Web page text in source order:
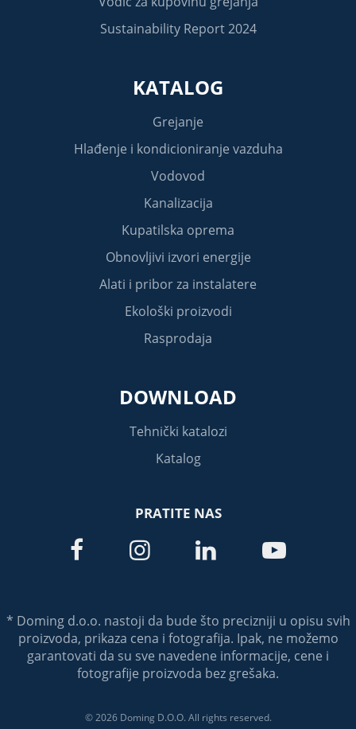
Sustainability Report 2024
KATALOG
Grejanje
Hlađenje i kondicioniranje vazduha
Vodovod
Kanalizacija
Kupatilska oprema
Obnovljivi izvori energije
Alati i pribor za instalatere
Ekološki proizvodi
Rasprodaja
DOWNLOAD
Tehnički katalozi
Katalog
PRATITE NAS
   
* Doming d.o.o. nastoji da bude što precizniji u opisu svih
proizvoda, prikaza cena i fotografija. Ipak, ne možemo
garantovati da su sve navedene informacije, cene i
fotografije proizvoda bez grešaka.
© 2026 Doming D.O.O. All rights reserved.